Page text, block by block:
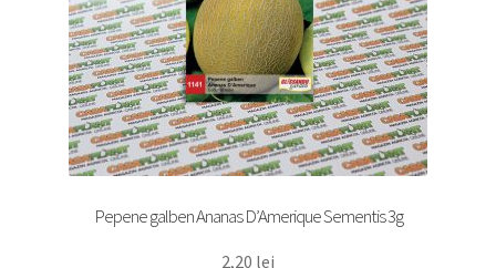
Pepene galben Ananas D’Amerique Sementis 3g
2,20 lei